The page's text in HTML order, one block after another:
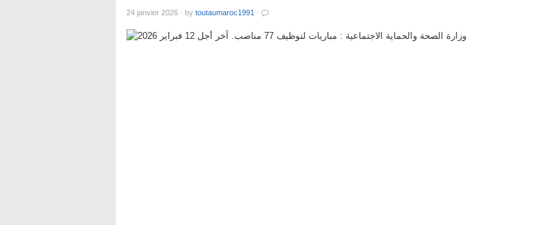
24 janvier 2026 · by toutaumaroc1991 ·